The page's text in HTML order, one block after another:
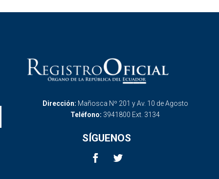
Dirección: Mañosca Nº 201 y Av. 10 de Agosto
Teléfono: 3941800 Ext. 3134
SÍGUENOS